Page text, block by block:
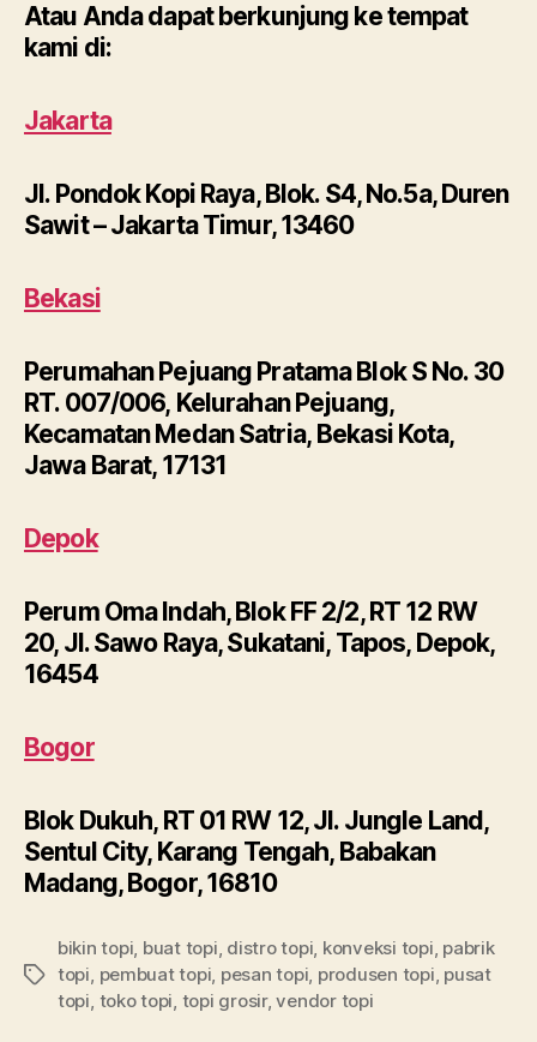
Atau Anda dapat berkunjung ke tempat
kami di:
Jakarta
Jl. Pondok Kopi Raya, Blok. S4, No.5a, Duren
Sawit – Jakarta Timur, 13460
Bekasi
Perumahan Pejuang Pratama Blok S No. 30
RT. 007/006, Kelurahan Pejuang,
Kecamatan Medan Satria, Bekasi Kota,
Jawa Barat, 17131
Depok
Perum Oma Indah, Blok FF 2/2, RT 12 RW
20, Jl. Sawo Raya, Sukatani, Tapos, Depok,
16454
Bogor
Blok Dukuh, RT 01 RW 12, Jl. Jungle Land,
Sentul City, Karang Tengah, Babakan
Madang, Bogor, 16810
Tags
bikin topi, buat topi, distro topi, konveksi topi, pabrik
topi, pembuat topi, pesan topi, produsen topi, pusat
topi, toko topi, topi grosir,vendor topi